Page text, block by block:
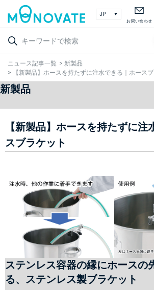
お問い合わせ
ニュース記事一覧 > 新製品
>
【新製品】ホースを持たずに注水できる｜ホース
新製品
【新製品】ホースを持たずに注
スブラケット
ステンレス容器の縁にホースの
る、ステンレス製ブラケット